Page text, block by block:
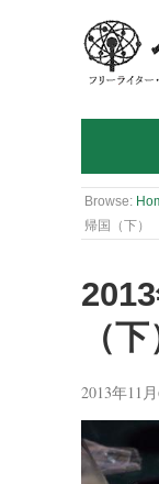
Browse:
帰国（下）
（下
2013年11